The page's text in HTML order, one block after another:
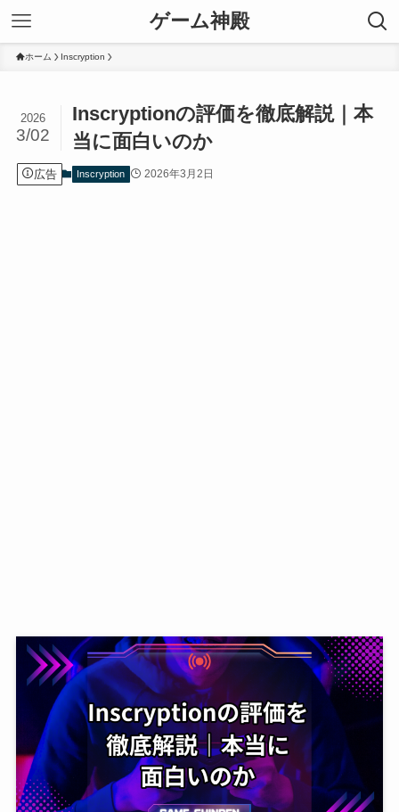
ゲーム神殿
ホーム Inscryption
Inscryptionの評価を徹底解説｜本
当に面白いのか
2026
3/02
広告 Inscryption 2026年3月2日